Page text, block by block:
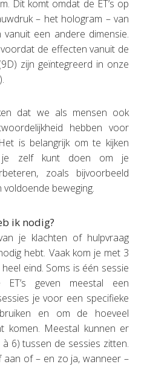
Dit komt omdat de ET’s op
– het hologram – van
een andere dimensie.
de effecten vanuit de
zijn geïntegreerd in onze
dat we als mensen ook
hebben voor
is belangrijk om te kijken
je zelf kunt doen om je
zoals bijvoorbeeld
beweging.
ik nodig?
je klachten of hulpvraag
hebt. Vaak kom je met 3
eind. Soms is één sessie
geven meestal een
je voor een specifieke
en om de hoeveel
komen. Meestal kunnen er
6) tussen de sessies zitten.
of – en zo ja, wanneer –